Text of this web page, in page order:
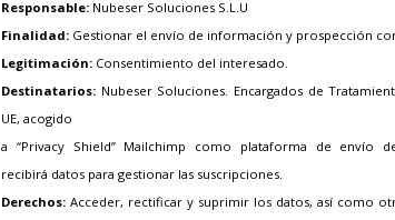
Responsable: Nubeser Soluciones S.L.U
Finalidad: Gestionar el envío de información y prospección
Legitimación: Consentimiento del interesado.
Destinatarios: Nubeser Soluciones. Encargados de
UE, acogido
a “Privacy Shield” Mailchimp como plataforma de envío
recibirá datos para gestionar las suscripciones.
Derechos: Acceder, rectificar y suprimir los datos, así como